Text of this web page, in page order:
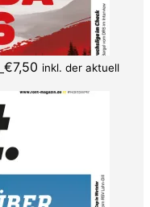
€7,50 inkl. der aktuell